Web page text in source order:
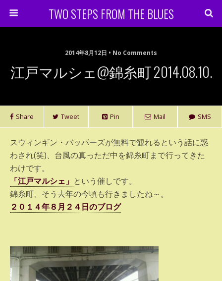
TWO STEPS FROM THE BLUES
2014年8月12日 • No Comments
江戸マルシェ@錦糸町 2014.08.10.
Share Tweet Pin Mail SMS
スウィンギン・バッパーズが無料で観れるという話に惑
わされ(笑)、台風の真っただ中を錦糸町まで行ってきた
わけです。
「江戸マルシェ」 という催しです。
錦糸町、そう去年の今頃も行きましたね～。
２０１４年８月２４日のブログ